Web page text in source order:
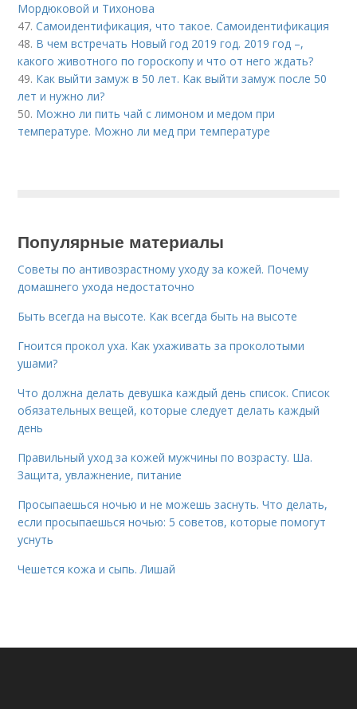
Мордюковой и Тихонова
47.Самоидентификация, что такое. Самоидентификация
48. В чем встречать Новый год 2019 год. 2019 год –,
какого животного по гороскопу и что от него ждать?
49. Как выйти замуж в 50 лет. Как выйти замуж после 50
лет и нужно ли?
50. Можно ли пить чай с лимоном и медом при
температуре. Можно ли мед при температуре
Популярные материалы
Советы по антивозрастному уходу за кожей. Почему
домашнего ухода недостаточно
Быть всегда на высоте. Как всегда быть на высоте
Гноится прокол уха. Как ухаживать за проколотыми
ушами?
Что должна делать девушка каждый день список. Список
обязательных вещей, которые следует делать каждый
день
Правильный уход за кожей мужчины по возрасту. Ша.
Защита, увлажнение, питание
Просыпаешься ночью и не можешь заснуть. Что делать,
если просыпаешься ночью: 5 советов, которые помогут
уснуть
Чешется кожа и сыпь. Лишай